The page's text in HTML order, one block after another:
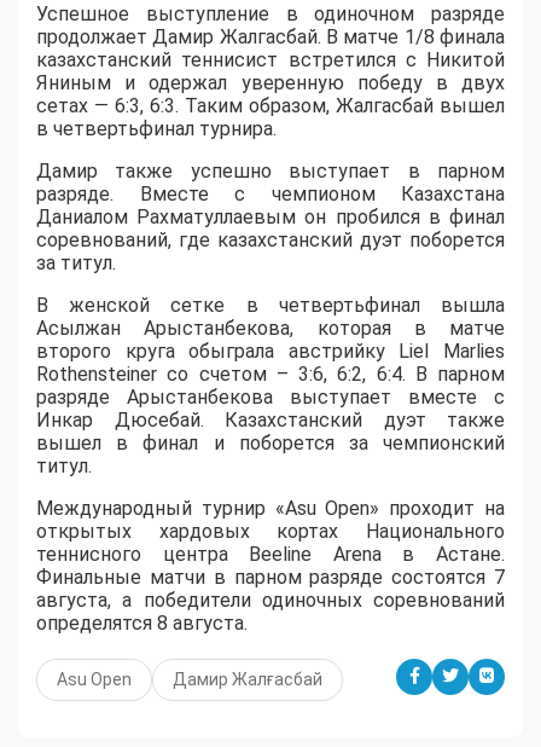
Успешное выступление в одиночном разряде
продолжает Дамир Жалгасбай. В матче 1/8 финала
казахстанский теннисист встретился с Никитой
Яниным и одержал уверенную победу в двух
сетах — 6:3, 6:3. Таким образом, Жалгасбай вышел
в четвертьфинал турнира.
Дамир также успешно выступает в парном
разряде. Вместе с чемпионом Казахстана
Даниалом Рахматуллаевым он пробился в финал
соревнований, где казахстанский дуэт поборется
за титул.
В женской сетке в четвертьфинал вышла
Асылжан Арыстанбекова, которая в матче
второго круга обыграла австрийку Liel Marlies
Rothensteiner со счетом – 3:6, 6:2, 6:4. В парном
разряде Арыстанбекова выступает вместе с
Инкар Дюсебай. Казахстанский дуэт также
вышел в финал и поборется за чемпионский
титул.
Международный турнир «Asu Open» проходит на
открытых хардовых кортах Национального
теннисного центра Beeline Arena в Астане.
Финальные матчи в парном разряде состоятся 7
августа, а победители одиночных соревнований
определятся 8 августа.
Asu Open Дамир Жалғасбай